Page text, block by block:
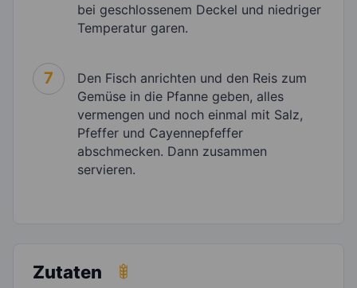
bei geschlossenem Deckel und niedriger
Temperatur garen.
7
Den Fisch anrichten und den Reis zum
Gemüse in die Pfanne geben, alles
vermengen und noch einmal mit Salz,
Pfeffer und Cayennepfeffer
abschmecken. Dann zusammen
servieren.
Zutaten